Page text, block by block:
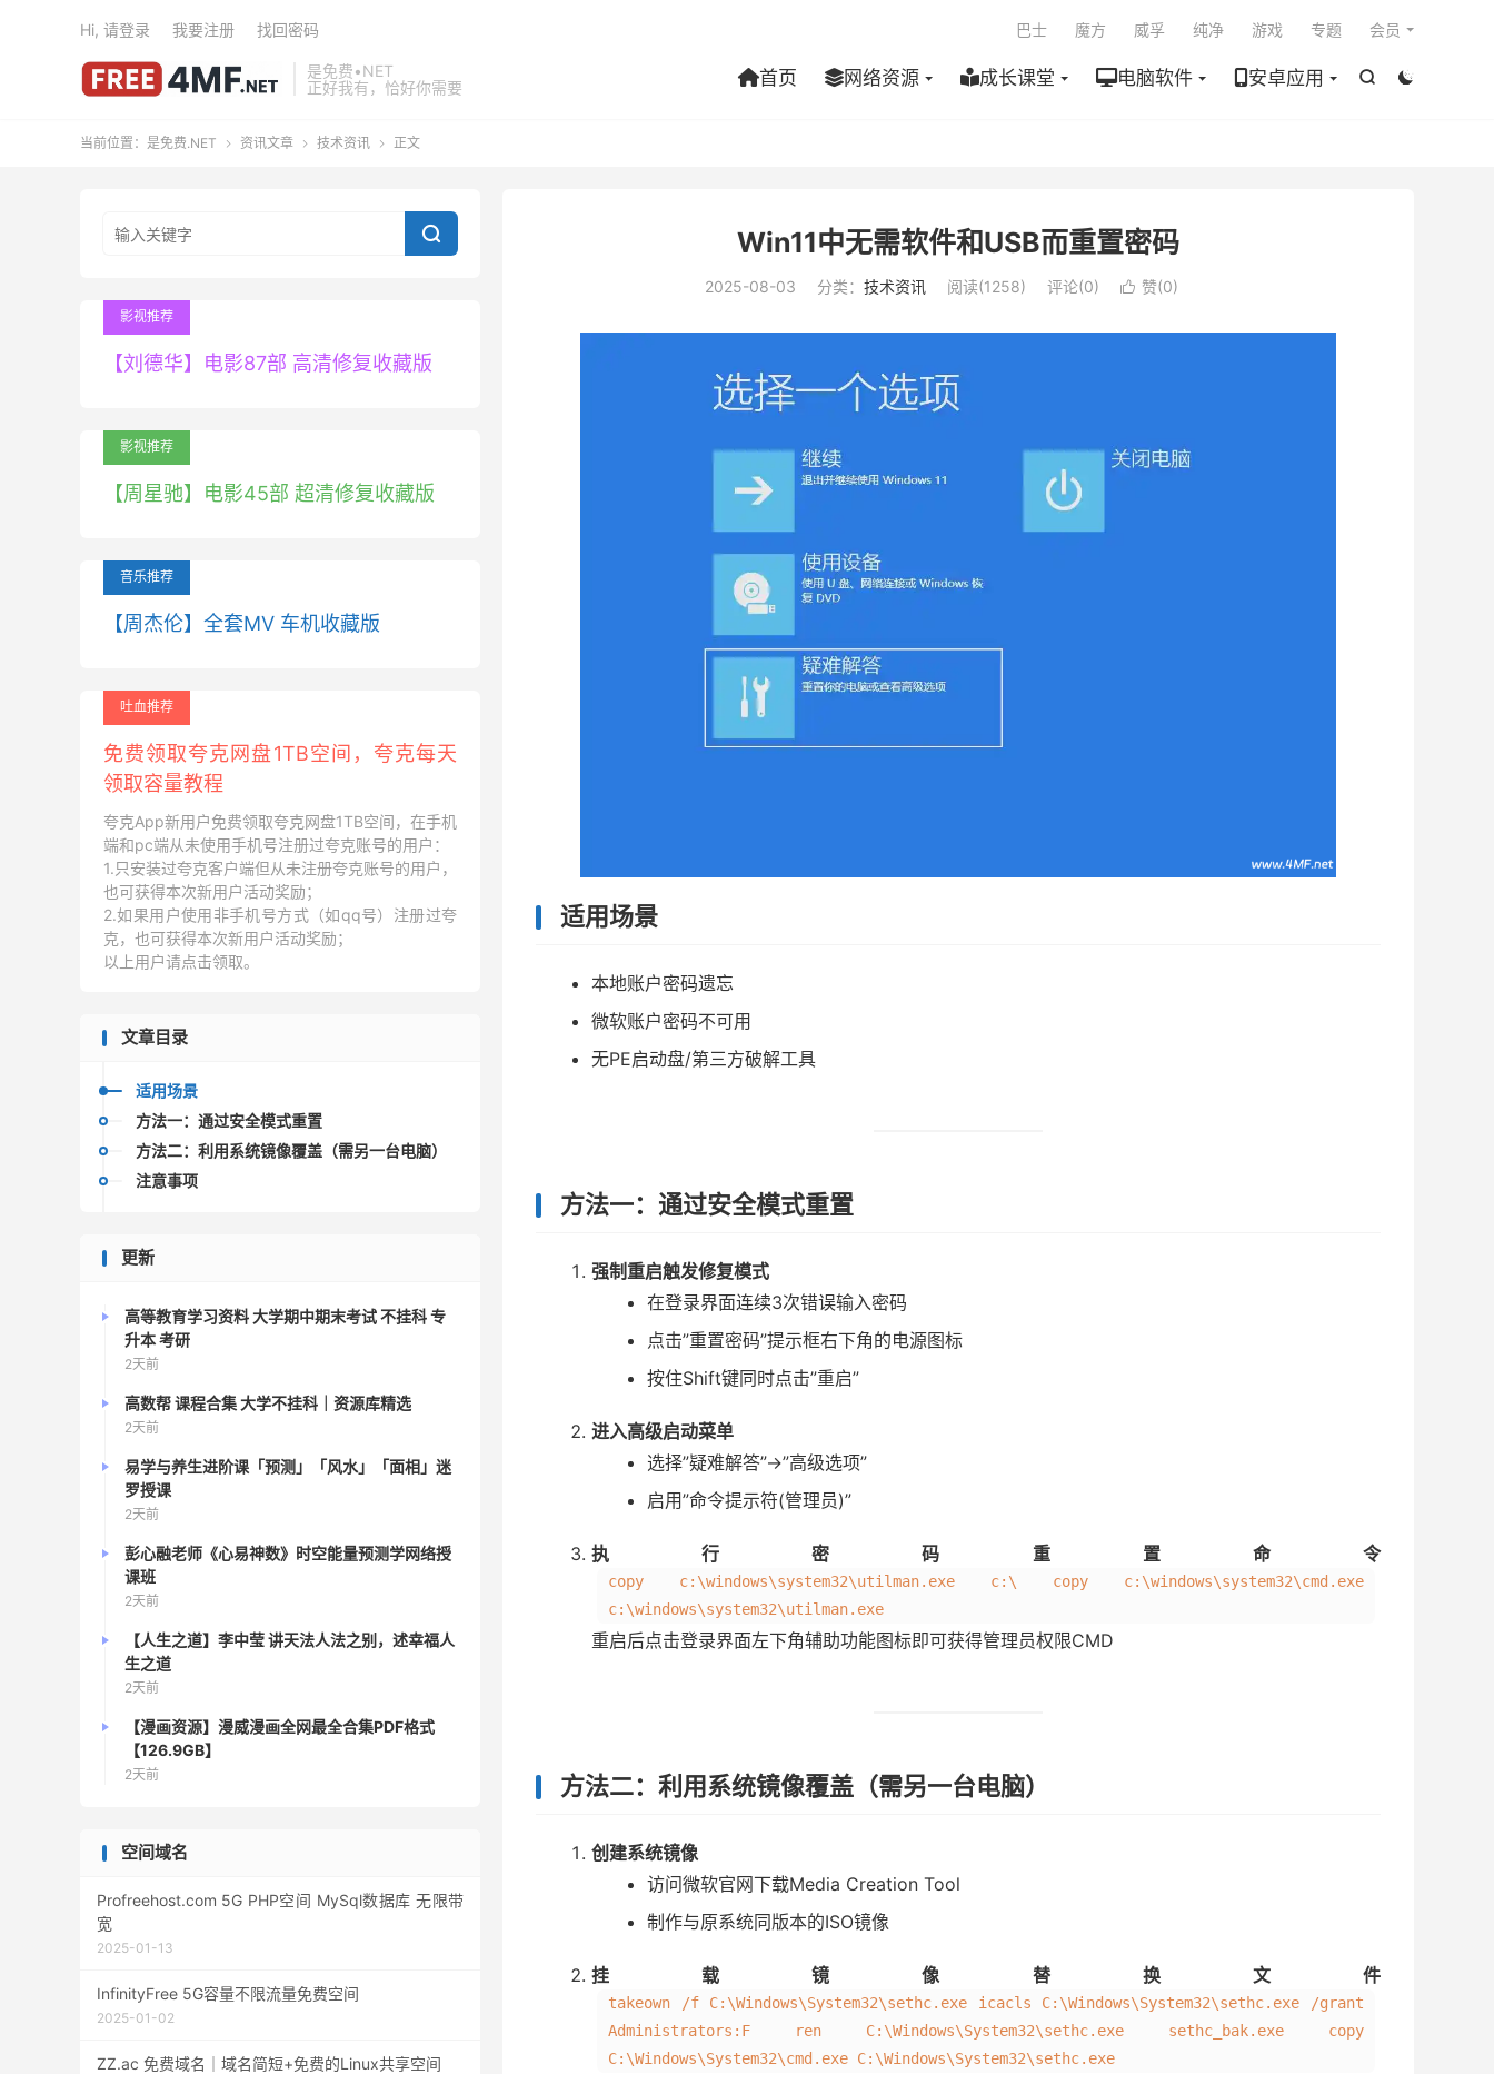
是免费•NET
正好我有，恰好你需要


首页 网络资源 成长课堂 电脑软件 安卓应用
巴士 魔方 威孚 纯净 游戏 专题 会员
Hi, 请登录 我要注册 找回密码
当前位置： 是免费.NET  资讯文章  技术资讯  正文
Win11中无需软件和USB而重置密码
2025-08-03 分类： 技术资讯 阅读(1258) 评论(0)  赞(0)
适用场景
本地账户密码遗忘
微软账户密码不可用
无PE启动盘/第三方破解工具
方法一：通过安全模式重置
强制重启触发修复模式
在登录界面连续3次错误输入密码
点击”重置密码”提示框右下角的电源图标
按住Shift键同时点击”重启”
进入高级启动菜单
选择”疑难解答”→”高级选项”
启用”命令提示符(管理员)”
执行密码重置命令
copy c:\windows\system32\utilman.exe c:\ copy c:\windows\system32\cmd.exe
c:\windows\system32\utilman.exe
重启后点击登录界面左下角辅助功能图标即可获得管理员权限CMD
方法二：利用系统镜像覆盖（需另一台电脑）
创建系统镜像
访问微软官网下载Media Creation Tool
制作与原系统同版本的ISO镜像
挂载镜像替换文件
takeown /f C:\Windows\System32\sethc.exe icacls C:\Windows\System32\sethc.exe /grant
Administrators:F ren C:\Windows\System32\sethc.exe sethc_bak.exe copy
C:\Windows\System32\cmd.exe C:\Windows\System32\sethc.exe

影视推荐
【刘德华】电影87部 高清修复收藏版
影视推荐
【周星驰】电影45部 超清修复收藏版
音乐推荐
【周杰伦】全套MV 车机收藏版
吐血推荐
免费领取夸克网盘1TB空间，夸克每天
领取容量教程
夸克App新用户免费领取夸克网盘1TB空间，在手机
端和pc端从未使用手机号注册过夸克账号的用户：
1.只安装过夸克客户端但从未注册夸克账号的用户，
也可获得本次新用户活动奖励；
2.如果用户使用非手机号方式（如qq号）注册过夸
克，也可获得本次新用户活动奖励；
以上用户请点击领取。
文章目录
适用场景
方法一：通过安全模式重置
方法二：利用系统镜像覆盖（需另一台电脑）
注意事项
更新
高等教育学习资料 大学期中期末考试 不挂科 专
升本 考研
2天前
高数帮 课程合集 大学不挂科｜资源库精选
2天前
易学与养生进阶课「预测」「风水」「面相」迷
罗授课
2天前
彭心融老师《心易神数》时空能量预测学网络授
课班
2天前
【人生之道】李中莹 讲天法人法之别，述幸福人
生之道
2天前
【漫画资源】漫威漫画全网最全合集PDF格式
【126.9GB】
2天前
空间域名
Profreehost.com 5G PHP空间 MySql数据库 无限带
宽
2025-01-13
InfinityFree 5G容量不限流量免费空间
2025-01-02
ZZ.ac 免费域名｜域名简短+免费的Linux共享空间